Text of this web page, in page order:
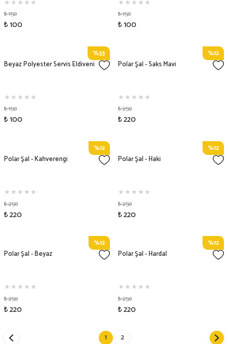
₺ 150
₺ 100
₺ 150
₺ 100
%33
Beyaz Polyester Servis Eldiveni
₺ 150
₺ 100
%12
Polar Şal - Saks Mavi
₺ 250
₺ 220
%12
Polar Şal - Kahverengi
₺ 250
₺ 220
%12
Polar Şal - Haki
₺ 250
₺ 220
%12
Polar Şal - Beyaz
₺ 250
₺ 220
%12
Polar Şal - Hardal
₺ 250
₺ 220
1 2